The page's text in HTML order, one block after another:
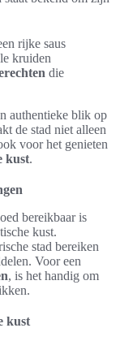
rijke saus
kruiden
die
authentieke blik op
de stad niet alleen
voor het genieten
kust.
bereikbaar is
kust.
stad bereiken
Voor een
, is het handig om
kust